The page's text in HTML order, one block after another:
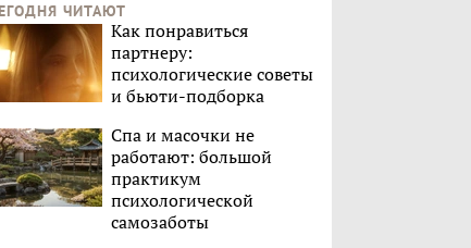
ЧИТАЮТ
Как понравиться
партнеру:
психологические советы
и бьюти-подборка
Спа и масочки не
работают: большой
практикум
психологической
самозаботы